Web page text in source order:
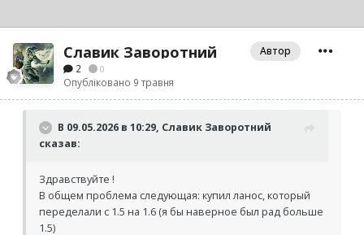
Славик Заворотний
2 0
Опубліковано 9 травня
Автор
В 09.05.2026 в 10:29, Славик Заворотний
сказав:
Здравствуйте !
В общем проблема следующая: купил ланос, который
переделали с 1.5 на 1.6 (я бы наверное был рад больше
1.5)